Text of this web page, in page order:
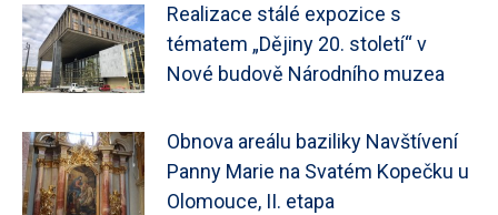
Realizace stálé expozice s
tématem „Dějiny 20. století“ v
Nové budově Národního muzea
Obnova areálu baziliky Navštívení
Panny Marie na Svatém Kopečku u
Olomouce, II. etapa